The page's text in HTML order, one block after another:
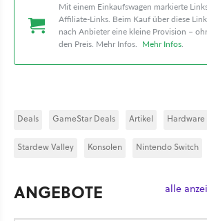
Mit einem Einkaufswagen markierte
Affiliate-Links. Beim Kauf über diese
nach Anbieter eine kleine Provision –
den Preis. Mehr Infos. Mehr Infos.
Deals GameStar Deals Artikel Hardware
Stardew Valley Konsolen Nintendo Switch
ANGEBOTE alle